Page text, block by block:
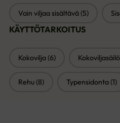
KOOSTUMUS
Vain viljaa sisältävä(5)
KÄYTTÖTARKOITUS
KÄYTTÖTARKOITUS
Kokovilja(6)
Rehu(8) Typensidonta(1)